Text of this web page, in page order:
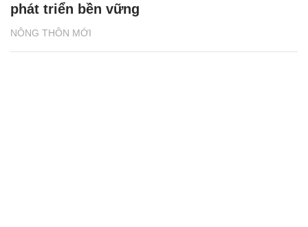
NÔNG THÔN MỚI
phát triển bền vững